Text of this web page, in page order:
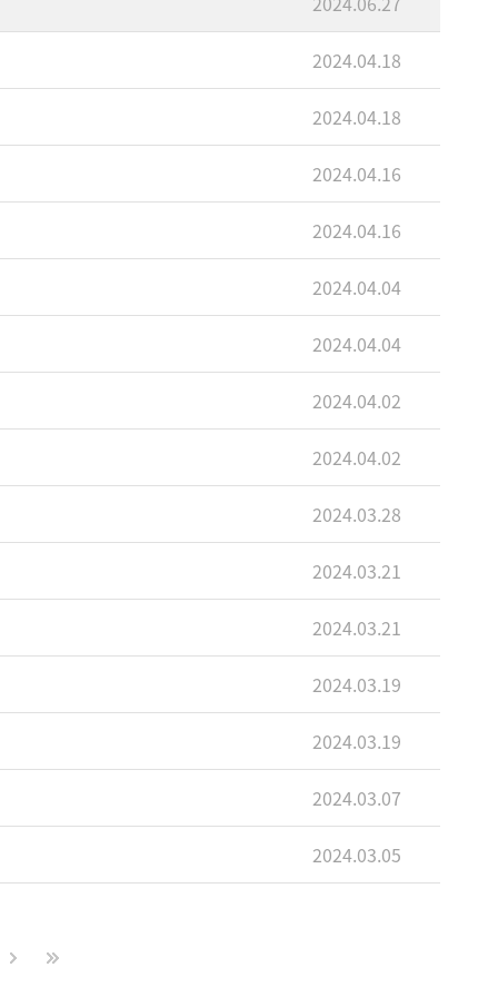
2024.04.18
2024.04.18
2024.04.16
2024.04.16
2024.04.04
2024.04.04
2024.04.02
2024.04.02
2024.03.28
2024.03.21
2024.03.21
2024.03.19
2024.03.19
2024.03.07
2024.03.05